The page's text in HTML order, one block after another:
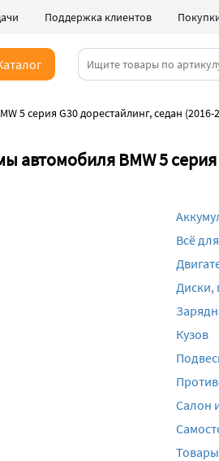
Поддержка клиентов
5 серия G30 дорестайлинг, седан (2016-
автомобиля BMW 5
Всё
Диски,
Кузов
Салон